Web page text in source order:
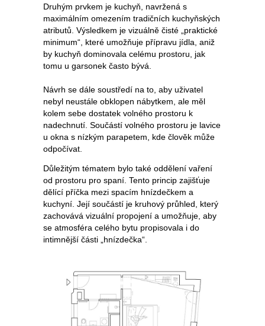
Druhým prvkem je kuchyň, navržená s
maximálním omezením tradičních kuchyňských
atributů. Výsledkem je vizuálně čisté „praktické
minimum“, které umožňuje přípravu jídla, aniž
by kuchyň dominovala celému prostoru, jak
tomu u garsonek často bývá.
Návrh se dále soustředí na to, aby uživatel
nebyl neustále obklopen nábytkem, ale měl
kolem sebe dostatek volného prostoru k
nadechnutí. Součástí volného prostoru je lavice
u okna s nízkým parapetem, kde člověk může
odpočívat.
Důležitým tématem bylo také oddělení vaření
od prostoru pro spaní. Tento princip zajišťuje
dělící příčka mezi spacím hnízdečkem a
kuchyní. Její součástí je kruhový průhled, který
zachovává vizuální propojení a umožňuje, aby
se atmosféra celého bytu propisovala i do
intimnější části „hnízdečka“.